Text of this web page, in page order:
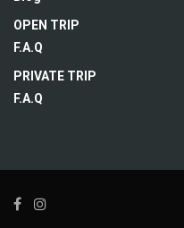
OPEN TRIP
F.A.Q
PRIVATE TRIP
F.A.Q